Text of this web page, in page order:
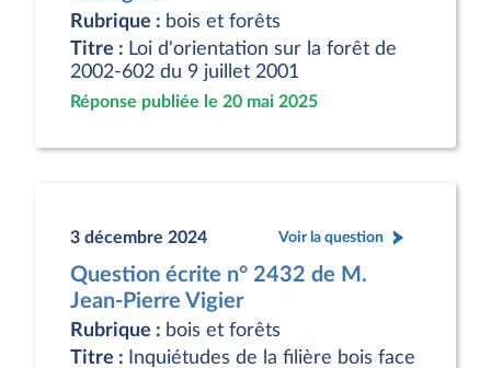
Rubrique : bois et forêts
Titre : Loi d'orientation sur la forêt de
2002-602 du 9 juillet 2001
Réponse publiée le 20 mai 2025
3 décembre 2024 Voir la question
Question écrite n° 2432 de M.
Jean-Pierre Vigier
Rubrique : bois et forêts
Titre :
Inquiétudes de la filière bois face